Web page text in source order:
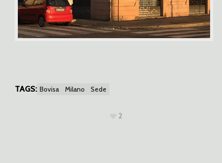
TAGS: Bovisa Milano Sede
2